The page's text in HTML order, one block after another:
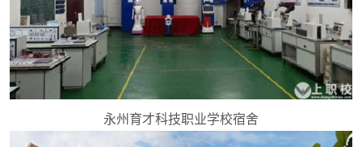
永州育才科技职业学校宿舍